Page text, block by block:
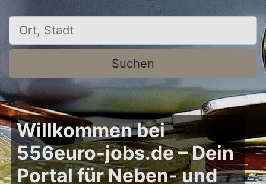
Ort, Stadt
Suchen
Willkommen bei
556euro-jobs.de – Dein
Portal für Neben- und